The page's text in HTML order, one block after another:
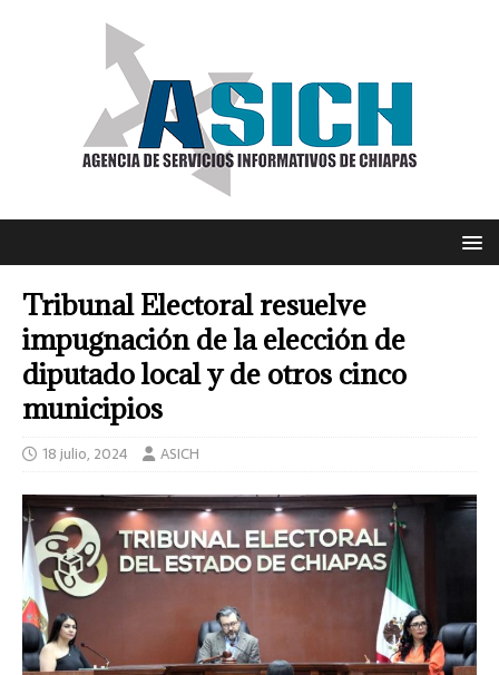
Tribunal Electoral resuelve
impugnación de la elección de
diputado local y de otros cinco
municipios
18 julio, 2024 ASICH